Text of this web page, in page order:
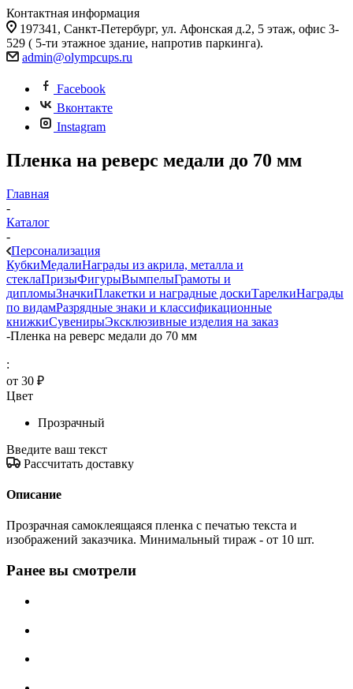
Контактная информация
197341, Санкт-Петербург, ул. Афонская д.2, 5 этаж, офис 3-
529 ( 5-ти этажное здание, напротив паркинга).
admin@olympcups.ru
Facebook
Вконтакте
Instagram
Пленка на реверс медали до 70 мм
Главная
-
Каталог
-
Персонализация
КубкиМедалиНаграды из акрила, металла и
стеклаПризыФигурыВымпелыГрамоты и
дипломыЗначкиПлакетки и наградные доскиТарелкиНаграды
по видамРазрядные знаки и классификационные
книжкиСувенирыЭксклюзивные изделия на заказ
-Пленка на реверс медали до 70 мм
:
от 30 ₽
Цвет
Прозрачный
Введите ваш текст
Рассчитать доставку
Описание
Прозрачная самоклеящаяся пленка с печатью текста и
изображений заказчика. Минимальный тираж - от 10 шт.
Ранее вы смотрели